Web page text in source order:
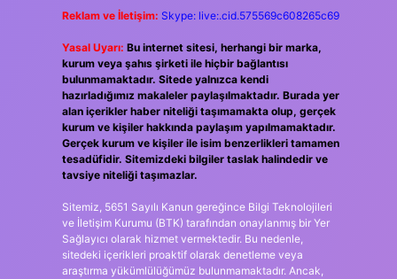
Reklam ve İletişim: Skype: live:.cid.575569c608265c69
Yasal Uyarı: Bu internet sitesi, herhangi bir marka,
kurum veya şahıs şirketi ile hiçbir bağlantısı
bulunmamaktadır. Sitede yalnızca kendi
hazırladığımız makaleler paylaşılmaktadır. Burada yer
alan içerikler haber niteliği taşımamakta olup, gerçek
kurum ve kişiler hakkında paylaşım yapılmamaktadır.
Gerçek kurum ve kişiler ile isim benzerlikleri tamamen
tesadüfidir. Sitemizdeki bilgiler taslak halindedir ve
tavsiye niteliği taşımazlar.
Sitemiz, 5651 Sayılı Kanun gereğince Bilgi Teknolojileri
ve İletişim Kurumu (BTK) tarafından onaylanmış bir Yer
Sağlayıcı olarak hizmet vermektedir. Bu nedenle,
sitedeki içerikleri proaktif olarak denetleme veya
araştırma yükümlülüğümüz bulunmamaktadır. Ancak,